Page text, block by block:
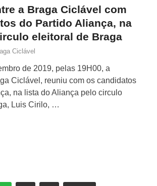
a Braga Ciclável com
do Partido Aliança, na
eleitoral de Braga
Ciclável
de 2019, pelas 19H00, a
Ciclável, reuniu com os candidatos
na lista do Aliança pelo circulo
Luis Cirilo, …